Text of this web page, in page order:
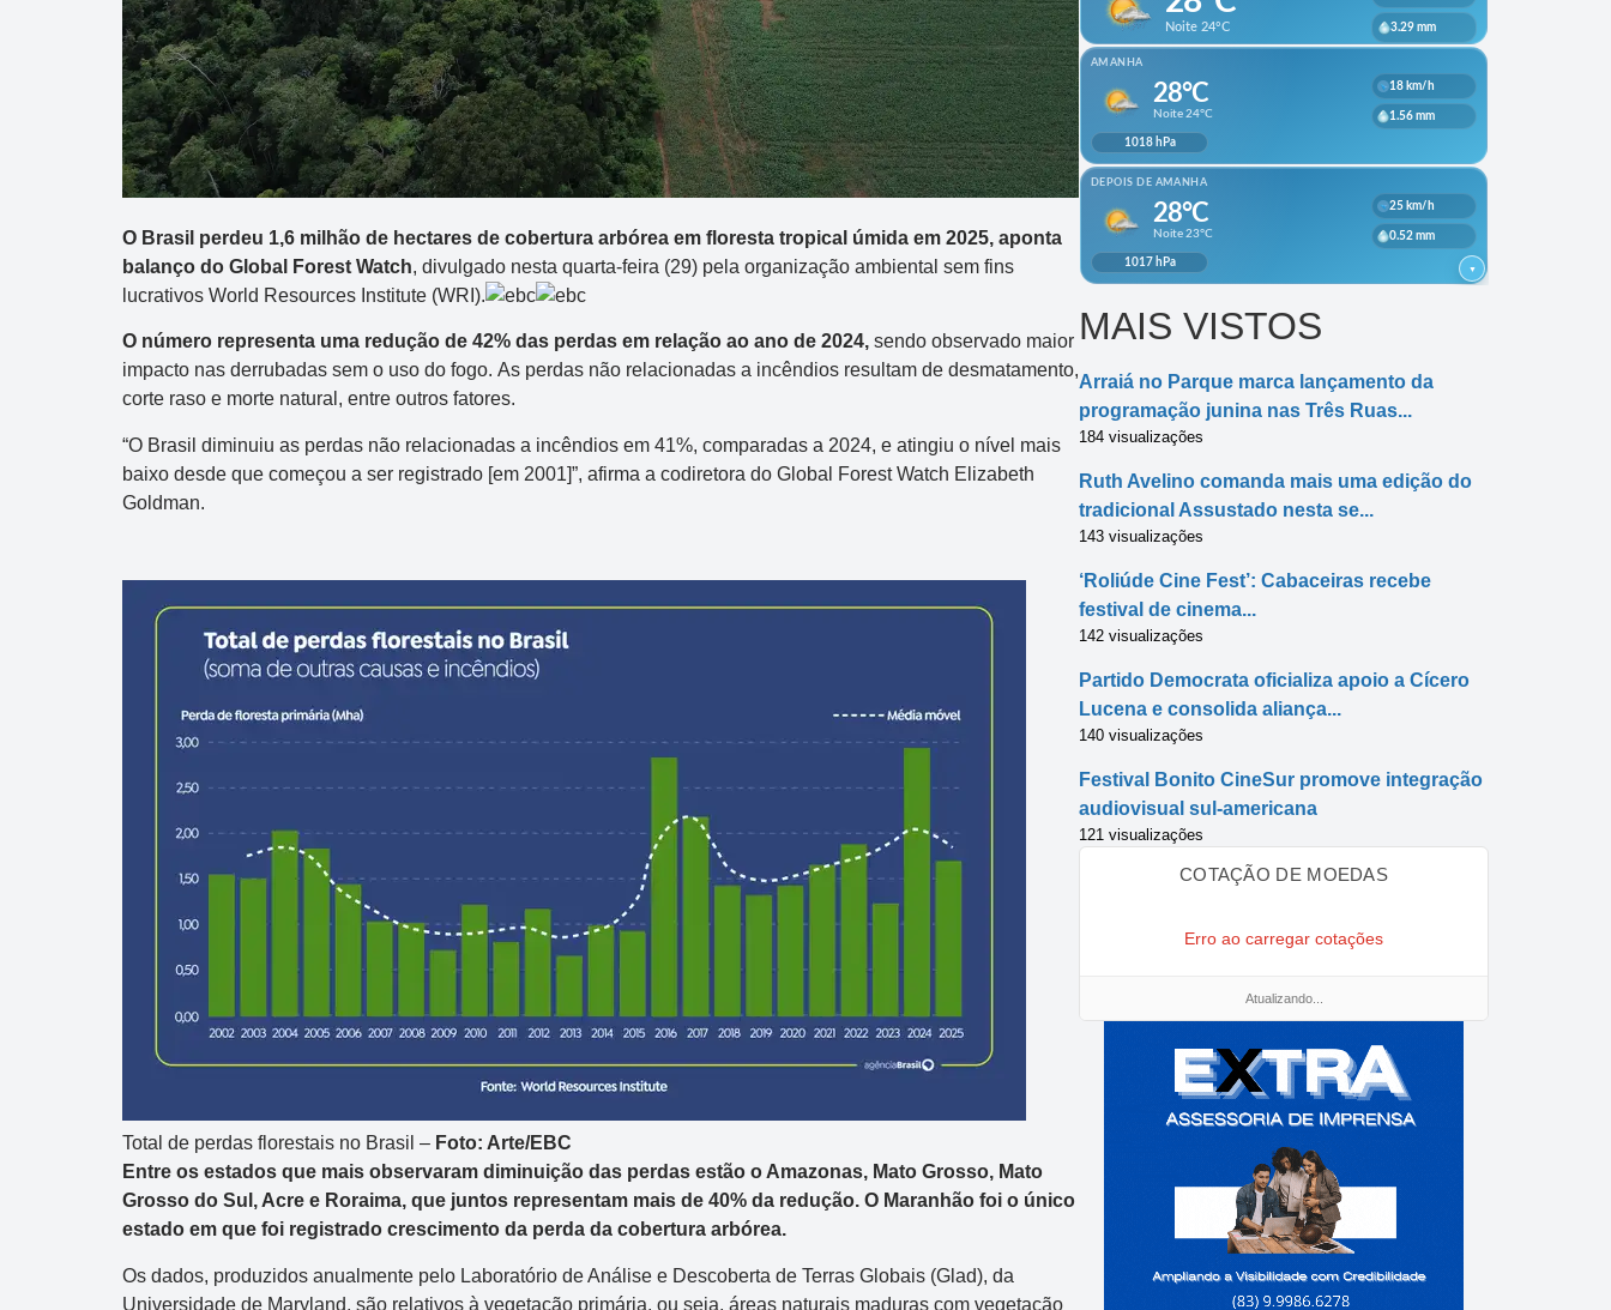
O Brasil perdeu 1,6 milhão de hectares de cobertura arbórea em floresta tropical úmida em 2025, aponta
balanço do Global Forest Watch, divulgado nesta quarta-feira (29) pela organização ambiental sem fins
lucrativos World Resources Institute (WRI).
O número representa uma redução de 42% das perdas em relação ao ano de 2024, sendo observado maior
impacto nas derrubadas sem o uso do fogo. As perdas não relacionadas a incêndios resultam de desmatamento,
corte raso e morte natural, entre outros fatores.
“O Brasil diminuiu as perdas não relacionadas a incêndios em 41%, comparadas a 2024, e atingiu o nível mais
baixo desde que começou a ser registrado [em 2001]”, afirma a codiretora do Global Forest Watch Elizabeth
Goldman.
Total de perdas florestais no Brasil – Foto: Arte/EBC
Entre os estados que mais observaram diminuição das perdas estão o Amazonas, Mato Grosso, Mato
Grosso do Sul, Acre e Roraima, que juntos representam mais de 40% da redução. O Maranhão foi o único
estado em que foi registrado crescimento da perda da cobertura arbórea.
Os dados, produzidos anualmente pelo Laboratório de Análise e Descoberta de Terras Globais (Glad), da
Universidade de Maryland, são relativos à vegetação primária, ou seja, áreas naturais maduras com vegetação
MAIS VISTOS
Arraiá no Parque marca lançamento da
programação junina nas Três Ruas...
184 visualizações
Ruth Avelino comanda mais uma edição do
tradicional Assustado nesta se...
143 visualizações
‘Roliúde Cine Fest’: Cabaceiras recebe
festival de cinema...
142 visualizações
Partido Democrata oficializa apoio a Cícero
Lucena e consolida aliança...
140 visualizações
Festival Bonito CineSur promove integração
audiovisual sul-americana
121 visualizações
COTAÇÃO DE MOEDAS
Erro ao carregar cotações
Atualizando...